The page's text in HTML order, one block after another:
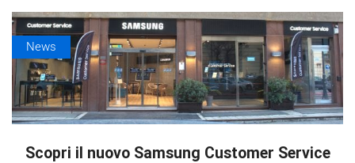
News
Scopri il nuovo Samsung Customer Service